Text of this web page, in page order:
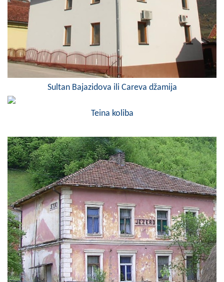
Zaštita od požara
COVID 19
Geoistraživanja
FINANSIJE
Poljoprivreda
Turizam
Sport
CIVILNA ZAŠTITA
KONTAKT
Sultan Bajazidova ili Careva džamija
Teina koliba